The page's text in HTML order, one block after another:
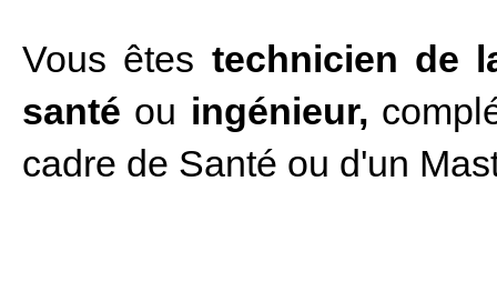
Vous êtes technicien de
santé ou ingénieur,
cadre de Santé ou d'un